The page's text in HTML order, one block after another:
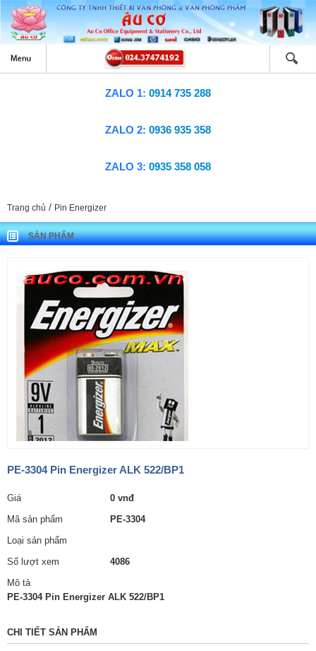
ZALO 1: 0914 735 288
ZALO 2: 0936 935 358
ZALO 3: 0935 358 058
Trang chủ / Pin Energizer
SẢN PHẨM
PE-3304 Pin Energizer ALK 522/BP1
Giá
0 vnđ
Mã sản phẩm
PE-3304
Loại sản phẩm
Số lượt xem
4086
Mô tả
PE-3304 Pin Energizer ALK 522/BP1
CHI TIẾT SẢN PHẨM